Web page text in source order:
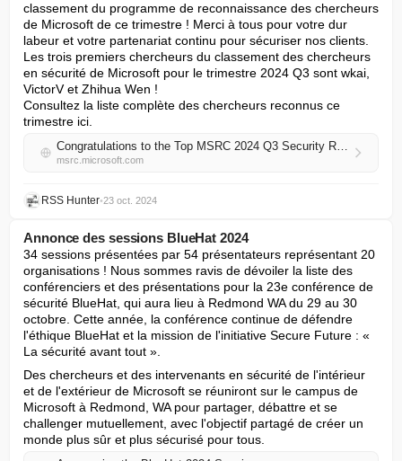
classement du programme de reconnaissance des chercheurs
de Microsoft de ce trimestre ! Merci à tous pour votre dur
labeur et votre partenariat continu pour sécuriser nos clients.
Les trois premiers chercheurs du classement des chercheurs
en sécurité de Microsoft pour le trimestre 2024 Q3 sont wkai,
VictorV et Zhihua Wen !
Consultez la liste complète des chercheurs reconnus ce
trimestre ici.
Congratulations to the Top MSRC 2024 Q3 Security Researchers!
msrc.microsoft.com
RSS Hunter•23 oct. 2024
Annonce des sessions BlueHat 2024
34 sessions présentées par 54 présentateurs représentant 20
organisations ! Nous sommes ravis de dévoiler la liste des
conférenciers et des présentations pour la 23e conférence de
sécurité BlueHat, qui aura lieu à Redmond WA du 29 au 30
octobre. Cette année, la conférence continue de défendre
l'éthique BlueHat et la mission de l'initiative Secure Future : «
La sécurité avant tout ».
Des chercheurs et des intervenants en sécurité de l'intérieur
et de l'extérieur de Microsoft se réuniront sur le campus de
Microsoft à Redmond, WA pour partager, débattre et se
challenger mutuellement, avec l'objectif partagé de créer un
monde plus sûr et plus sécurisé pour tous.